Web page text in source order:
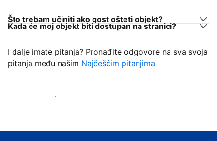
Što trebam učiniti ako gost ošteti objekt?
Kada će moj objekt biti dostupan na stranici?
I dalje imate pitanja? Pronađite odgovore na sva svoja
pitanja među našim Najčešćim pitanjima
Počnite primati goste